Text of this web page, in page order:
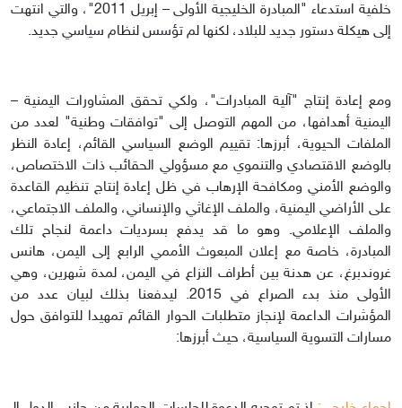
خلفية استدعاء "المبادرة الخليجية الأولى – إبريل 2011"، والتي انتهت
إلى هيكلة دستور جديد للبلاد، لكنها لم تؤسس لنظام سياسي جديد.
ومع إعادة إنتاج "آلية المبادرات"، ولكي تحقق المشاورات اليمنية –
اليمنية أهدافها، من المهم التوصل إلى "توافقات وطنية" لعدد من
الملفات الحيوية، أبرزها: تقييم الوضع السياسي القائم، إعادة النظر
بالوضع الاقتصادي والتنموي مع مسؤولي الحقائب ذات الاختصاص،
والوضع الأمني ومكافحة الإرهاب في ظل إعادة إنتاج تنظيم القاعدة
على الأراضي اليمنية، والملف الإغاثي والإنساني، والملف الاجتماعي،
والملف الإعلامي. وهو ما قد يدفع بسرديات داعمة لنجاح تلك
المبادرة، خاصة مع إعلان المبعوث الأممي الرابع إلى اليمن، هانس
غروندبرغ، عن هدنة بين أطراف النزاع في اليمن، لمدة شهرين، وهي
الأولى منذ بدء الصراع في 2015. ليدفعنا بذلك لبيان عدد من
المؤشرات الداعمة لإنجاز متطلبات الحوار القائم تمهيدا للتوافق حول
مسارات التسوية السياسية، حيث أبرزها: